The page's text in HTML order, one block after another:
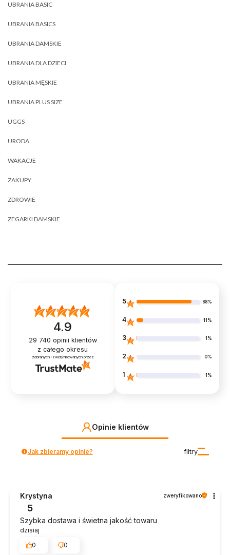
UBRANIA BASIC
UBRANIA BASICS
UBRANIA DAMSKIE
UBRANIA DLA DZIECI
UBRANIA MĘSKIE
UBRANIA PLUS SIZE
UGGS
URODA
WAKACJE
ZAKUPY
ZDROWIE
ZEGARKI DAMSKIE
4.9
29 740 opinii klientów
z całego okresu
zebranych i zweryfikowanych przez
5 88%
4 11%
3 1%
2 0%
1 1%
Opinie klientów
filtry
Jak zbieramy opinie?
Krystyna zweryfikowano
5
Szybka dostawa i świetna jakość towaru
dzisiaj
0
0